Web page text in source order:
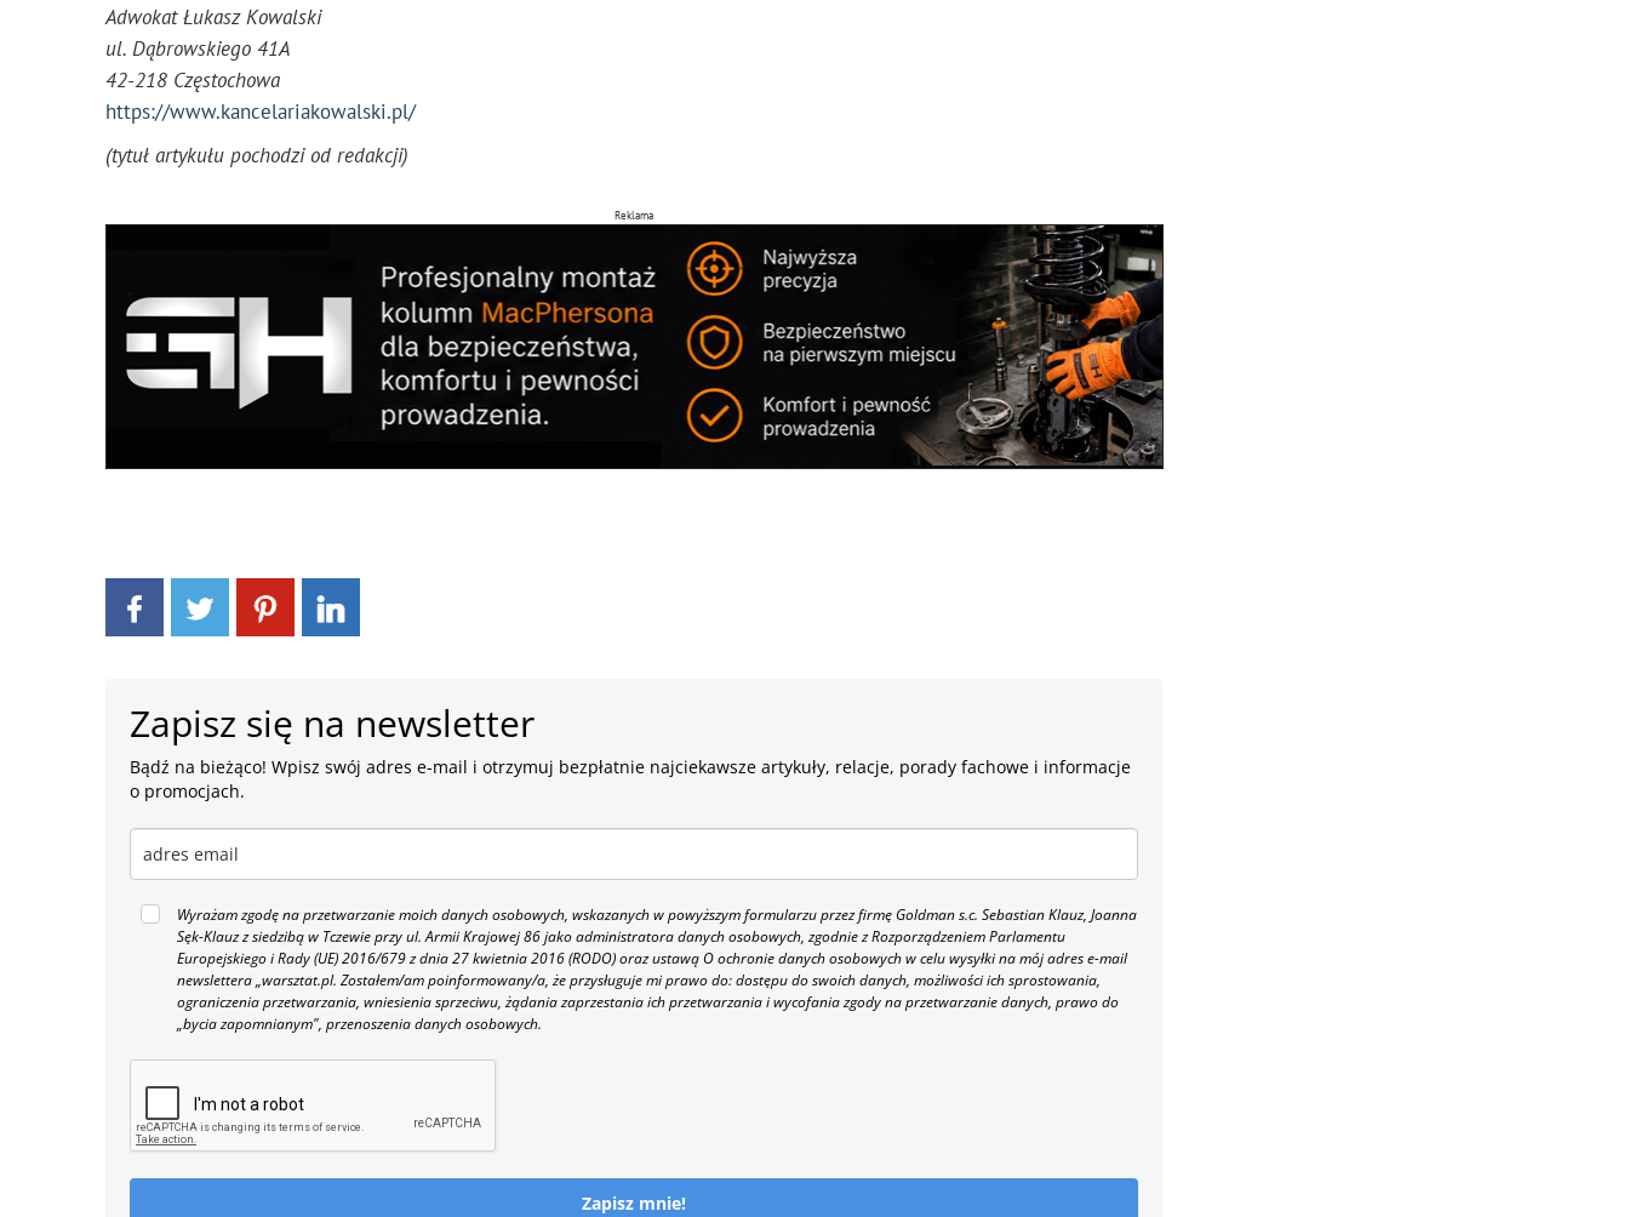
Adwokat Łukasz Kowalski
ul. Dąbrowskiego 41A
42-218 Częstochowa
https://www.kancelariakowalski.pl/
(tytuł artykułu pochodzi od redakcji)
Reklama
Zapisz się na newsletter
Bądź na bieżąco! Wpisz swój adres e-mail i otrzymuj bezpłatnie najciekawsze artykuły, relacje, porady fachowe i informacje
o promocjach.
Wyrażam zgodę na przetwarzanie moich danych osobowych, wskazanych w powyższym formularzu przez firmę Goldman s.c. Sebastian Klauz, Joanna
Sęk-Klauz z siedzibą w Tczewie przy ul. Armii Krajowej 86 jako administratora danych osobowych, zgodnie z Rozporządzeniem Parlamentu
Europejskiego i Rady (UE) 2016/679 z dnia 27 kwietnia 2016 (RODO) oraz ustawą O ochronie danych osobowych w celu wysyłki na mój adres e-mail
newslettera „warsztat.pl. Zostałem/am poinformowany/a, że przysługuje mi prawo do: dostępu do swoich danych, możliwości ich sprostowania,
ograniczenia przetwarzania, wniesienia sprzeciwu, żądania zaprzestania ich przetwarzania i wycofania zgody na przetwarzanie danych, prawo do
„bycia zapomnianym", przenoszenia danych osobowych.
Zapisz mnie!